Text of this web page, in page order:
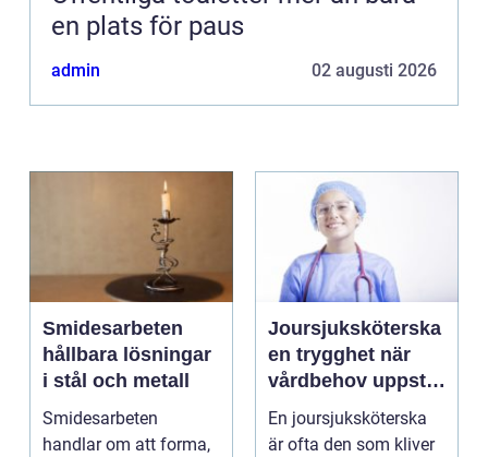
en plats för paus
admin 02 augusti 2026
Smidesarbeten
hållbara lösningar
i stål och metall
Smidesarbeten
handlar om att forma,
Joursjuksköterska
en trygghet när
vårdbehov uppstår
dygnet runt
En joursjuksköterska
är ofta den som kliver